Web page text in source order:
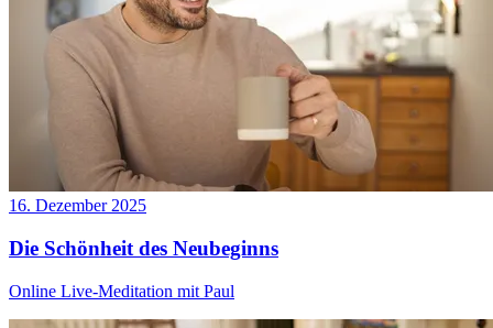
16. Dezember 2025
Die Schönheit des Neubeginns
Online Live-Meditation mit Paul